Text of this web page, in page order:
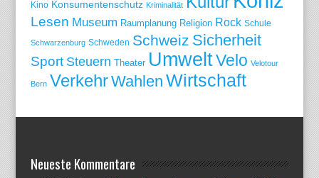
Kino Konsumentenschutz Kriminalität
Lesen Museum Raumplanung Religion Rock Schule
Schwarzenburg Schweden Schweiz Sicherheit
Sport Steuern Theater UmweltVelo Velotour
Bern VerkehrWahlen Wirtschaft
Neueste Kommentare